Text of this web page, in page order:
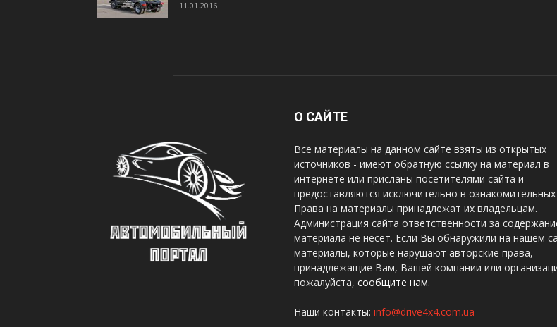
11.01.2016
О САЙТЕ
Все материалы на данном сайте взяты из открытых
источников - имеют обратную ссылку на материал в
интернете или присланы посетителями сайта и
предоставляются исключительно в ознакомительных
Права на материалы принадлежат их владельцам.
Администрация сайта ответственности за
материала не несет. Если Вы обнаружили на нашем
материалы, которые нарушают авторские права,
принадлежащие Вам, Вашей компании или
пожалуйста, сообщите нам.
Наши контакты: info@drive4x4.com.ua